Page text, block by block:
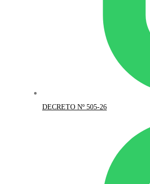
DECRETO Nº 505-26